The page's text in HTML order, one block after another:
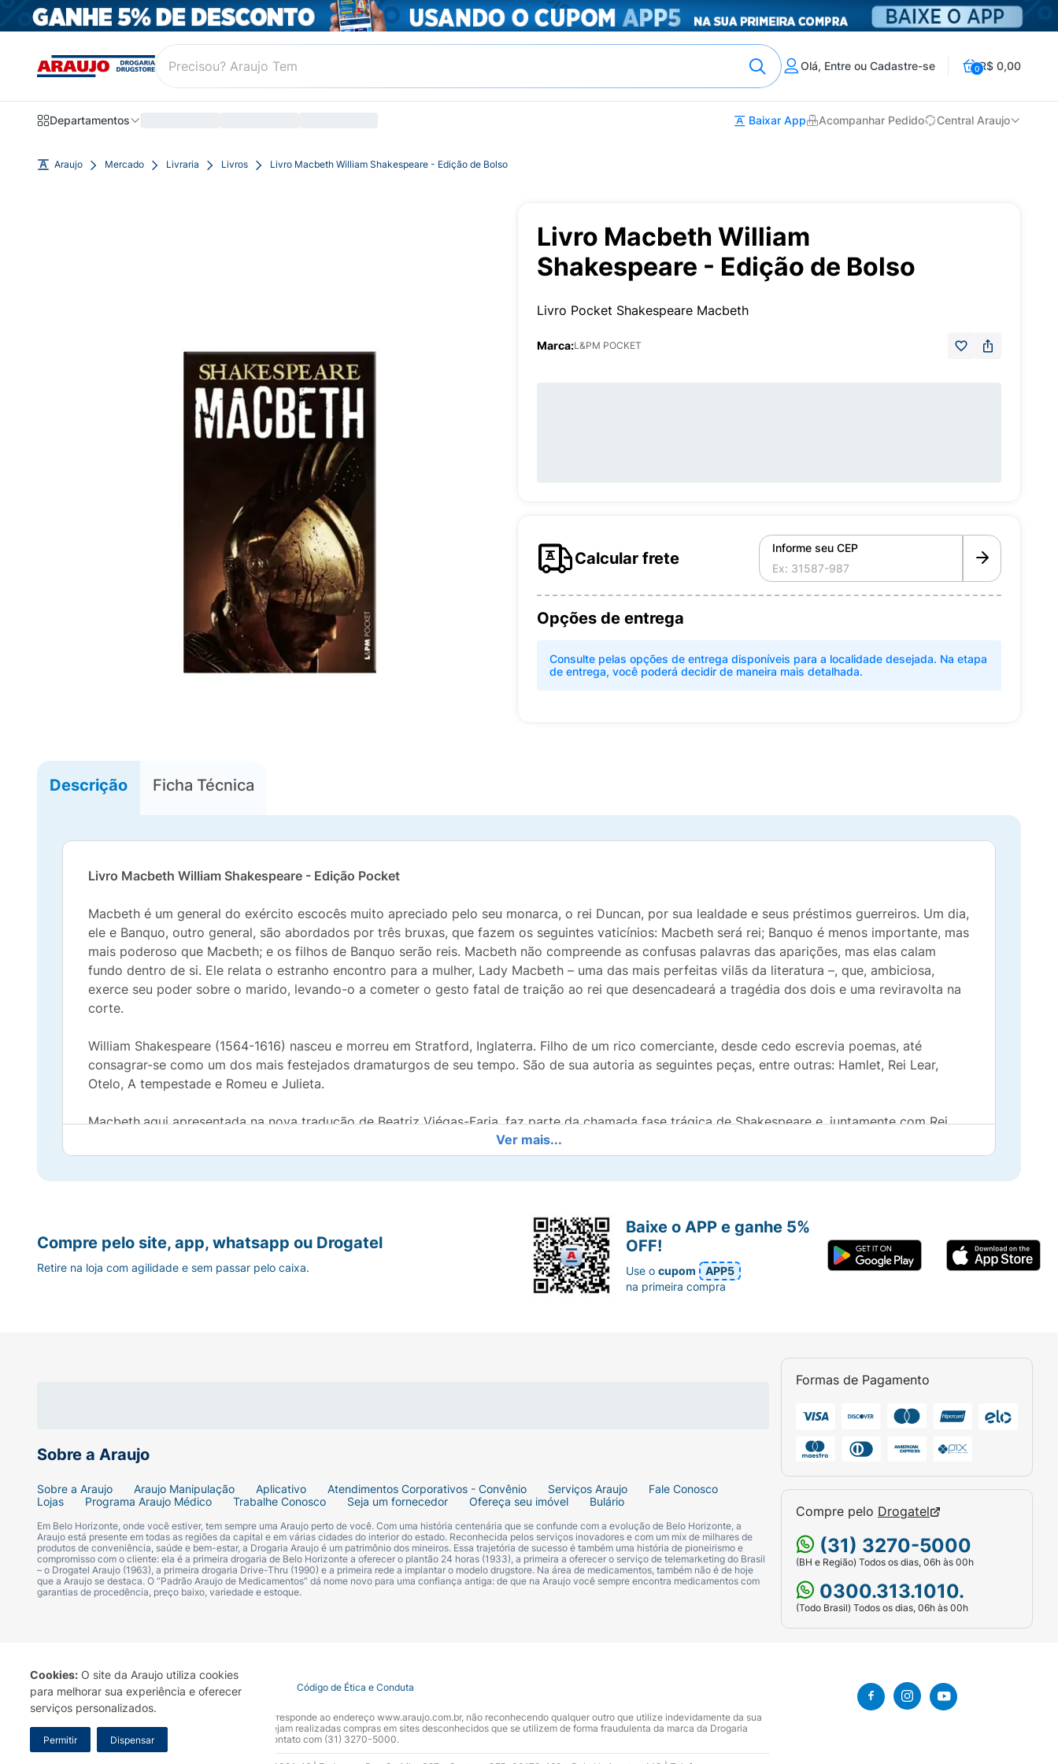
Cookies: O site da Araujo utiliza cookies
para melhorar sua experiência e oferecer
serviços personalizados.
Permitir Dispensar
Olá, Entre ou Cadastre-se 0R$ 0,00
Departamentos Baixar App Acompanhar Pedido Central Araujo
Araujo Mercado Livraria Livros Livro Macbeth William Shakespeare - Edição de Bolso
Livro Macbeth William
Shakespeare - Edição de Bolso
Livro Pocket Shakespeare Macbeth
Marca:L&PM POCKET
Calcular frete
Informe seu CEP
Opções de entrega
Consulte pelas opções de entrega disponíveis para a localidade desejada. Na etapa
de entrega, você poderá decidir de maneira mais detalhada.
Descrição Ficha Técnica
Livro Macbeth William Shakespeare - Edição Pocket
Macbeth é um general do exército escocês muito apre­ciado pelo seu monarca, o rei Duncan, por sua lealdade e seus préstimos guerreiros. Um dia,
ele e Banquo, outro general, são abordados por três bruxas, que fazem os seguintes vaticínios: Macbeth será rei; Banquo é menos importante, mas
mais pode­roso que Macbeth; e os filhos de Banquo serão reis. Macbeth não compreende as confusas palavras das aparições, mas elas calam
fundo dentro de si. Ele relata o estranho encontro para a mulher, Lady Macbeth – uma das mais perfeitas vilãs da lite­ratura –, que, ambiciosa,
exerce seu poder sobre o marido, levando-o a cometer o gesto fatal de traição ao rei que desencadeará a tragédia dos dois e uma reviravolta na
corte.
William Shakespeare (1564-1616) nasceu e morreu em Stratford, Inglaterra. Filho de um rico comerciante, desde cedo escrevia poemas, até
consagrar-se como um dos mais feste­ja­dos dramaturgos de seu tempo. São de sua autoria as seguintes peças, entre outras: Hamlet, Rei Lear,
Otelo, A tempestade e Romeu e Julieta.
Macbeth,aqui apresentada na nova tradução de Bea­­triz Viégas-Faria, faz parte da chamada fase trágica de Shakespeare e, juntamente com Rei
Lear, foi escrita durante a maturidade do dramaturgo, entre 1605 e 1606.
Coleção L&PM PocketGênero:Teatro Literatura Clássica InternacionalPáginas:128
Ver mais...
Sobre a Araujo
Sobre a Araujo Araujo Manipulação Aplicativo Atendimentos Corporativos - Convênio Serviços Araujo
Fale Conosco
Lojas
Programa Araujo Médico Trabalhe Conosco Seja um fornecedor Ofereça seu imóvel Bulário
Em Belo Horizonte, onde você estiver, tem sempre uma Araujo perto de você. Com uma história centenária que se confunde com a evolução de Belo Horizonte, a
Araujo está presente em todas as regiões da capital e em várias cidades do interior do estado. Reconhecida pelos serviços inovadores e com um mix de milhares de
produtos de conveniência, saúde e bem-estar, a Drogaria Araujo é um patrimônio dos mineiros. Essa trajetória de sucesso é também uma história de pioneirismo e
compromisso com o cliente: ela é a primeira drogaria de Belo Horizonte a oferecer o plantão 24 horas (1933), a primeira a oferecer o serviço de telemarketing do Brasil
– o Drogatel Araujo (1963), a primeira drogaria Drive-Thru (1990) e a primeira rede a implantar o modelo drugstore. Na área de medicamentos, também não é de hoje
que a Araujo se destaca. O “Padrão Araujo de Medicamentos” dá nome novo para uma confiança antiga: de que na Araujo você sempre encontra medicamentos com
garantias de procedência, preço baixo, variedade e estoque.
Formas de Pagamento
Compre pelo Drogatel
(31) 3270-5000
(BH e Região) Todos os dias, 06h às 00h
0300.313.1010.
(Todo Brasil) Todos os dias, 06h às 00h
Compre pelo site, app, whatsapp ou Drogatel
Retire na loja com agilidade e sem passar pelo caixa.
Baixe o APP e ganhe 5%
OFF!
Use ocupom
APP5
na primeira compra
Termo de Uso Portal da Privacidade Covid-19 Código de Ética e Conduta
A Drogaria Araujo S/A informa que o seu site oficial corresponde ao endereço www.araujo.com.br, não reconhecendo qualquer outro que utilize indevidamente da sua
marca. Para sua segurança recomendamos que não sejam realizadas compras em sites desconhecidos que se utilizem de forma fraudulenta da marca da Drogaria
Araujo S.A. Em caso de dúvidas, gentileza entrar em contato com (31) 3270-5000.